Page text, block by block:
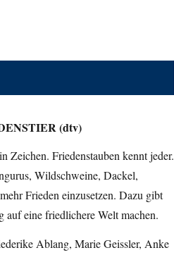
(dtv)
Zeichen. Friedenstauben kennt jeder.
Wildschweine, Dackel,
Frieden einzusetzen. Dazu gibt
auf eine friedlichere Welt machen.
Ablang, Marie Geissler, Anke